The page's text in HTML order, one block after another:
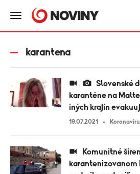
karantena
karanténe na
iných krajín
19.07.2021